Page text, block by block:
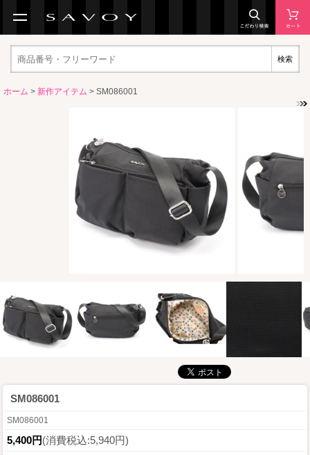
検索
ホーム > 新作アイテム > SM086001
SM086001
SM086001
5,400円(消費税込:5,940円)